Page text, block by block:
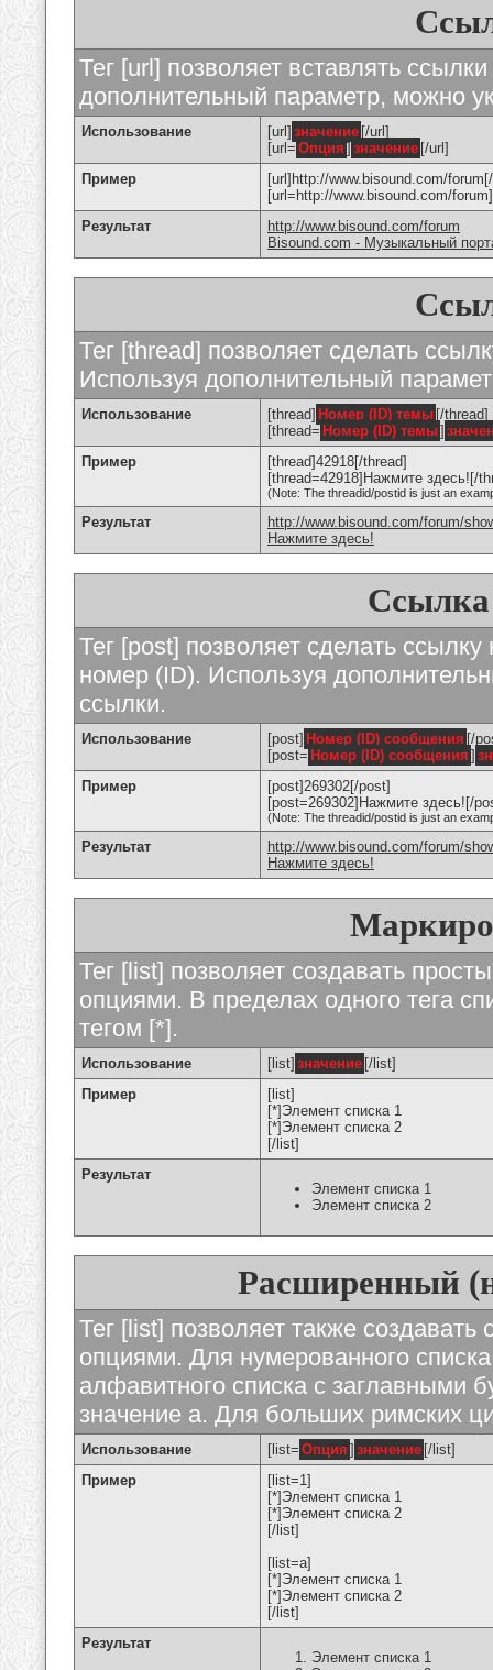
Тег [url] позволяет вставлять
дополнительный параметр, можно
Использование [url] значение [/url]
[url= Опция ] значение [/url]
Пример
[url]http://www.bisound.com/
[url=http://www.bisound.com/
Результат
http://www.bisound.com/forum
Bisound.com - Музыкальный
Тег [thread] позволяет сделать
Используя дополнительный
Использование [thread] Номер (ID) темы [/thread]
[thread= Номер (ID) темы]
Пример
[thread]42918[/thread]
[thread=42918]Нажмите здесь![/
(Note: The threadid/postid is just an
Результат
http://www.bisound.com/forum/
Нажмите здесь!
Ссылка
Тег [post] позволяет сделать
номер (ID). Используя
ссылки.
Использование [post] Номер (ID) сообщения [/
[post= Номер (ID) сообщения ]
Пример
[post]269302[/post]
[post=269302]Нажмите здесь![/
(Note: The threadid/postid is just an
Результат
http://www.bisound.com/forum/
Нажмите здесь!
Тег [list] позволяет создавать
опциями. В пределах одного тега
тегом [*].
Использование [list] значение [/list]
Пример
[list]
[*]Элемент списка 1
[*]Элемент списка 2
[/list]
Результат
Элемент списка 1
Элемент списка 2
Расширенный
Тег [list] позволяет также
опциями. Для нумерованного
алфавитного списка с заглавными
значение а. Для больших римских
Использование [list= Опция ] значение [/list]
Пример
[list=1]
[*]Элемент списка 1
[*]Элемент списка 2
[/list]
[list=a]
[*]Элемент списка 1
[*]Элемент списка 2
[/list]
Результат
Элемент списка 1